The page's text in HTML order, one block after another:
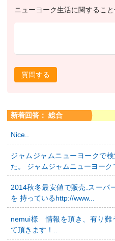
ニューヨーク生活に関するこ
質問する
新着回答： 総合
Nice..
ジャムジャムニューヨークで
た。 ジャムジャムニューヨーク
2014秋冬最安値で販売.スーパ
を 持っているhttp://www...
nemui様 情報を頂き、有り難
て頂きます！..